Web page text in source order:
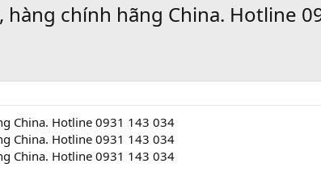
hàng chính hãng China. Hotline
China. Hotline 0931 143 034
China. Hotline 0931 143 034
China. Hotline 0931 143 034